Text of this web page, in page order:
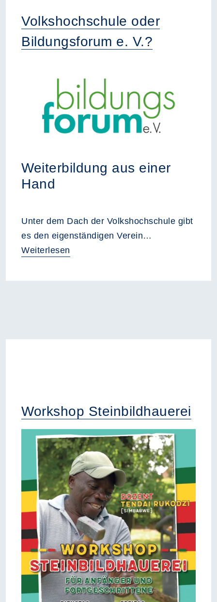
Volkshochschule oder
Bildungsforum e. V.?
Weiterbildung aus einer
Hand
Unter dem Dach der Volkshochschule gibt
es den eigenständigen Verein…
Weiterlesen
Workshop Steinbildhauerei